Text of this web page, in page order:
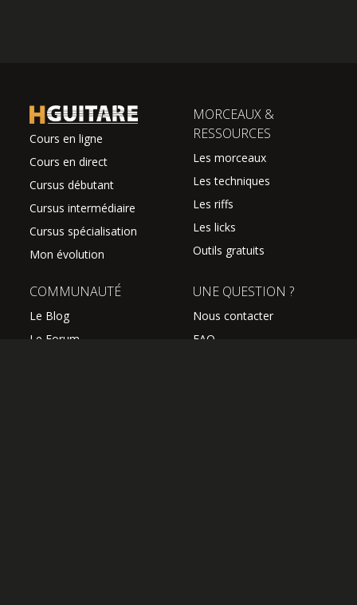
Cours en ligne
Cours en direct
Cursus débutant
Cursus intermédiaire
Cursus spécialisation
Mon évolution
MORCEAUX &
RESSOURCES
Les morceaux
Les techniques
Les riffs
Les licks
Outils gratuits
COMMUNAUTÉ
Le Blog
Le Forum
UNE QUESTION ?
Nous contacter
FAQ